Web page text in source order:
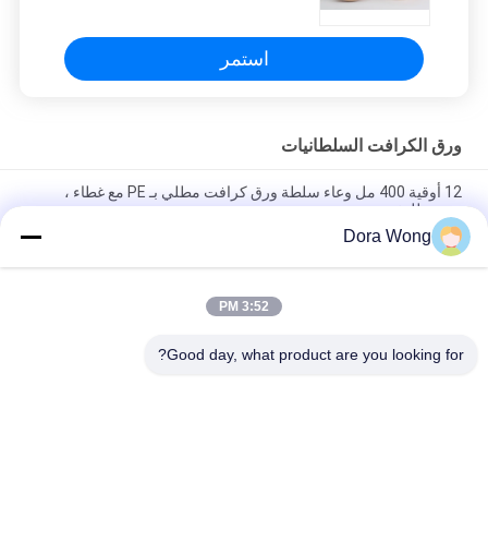
استمر
ورق الكرافت السلطانيات
12 أوقية 400 مل وعاء سلطة ورق كرافت مطلي بـ PE مع غطاء ،
صديق للبيئة
السلطانيات كأس الحلوى مع غطاء
42oz 1300ml شوربة مستديرة قوية يمكن التخلص منها أدوات المطبخ
Dora Wong
3:52 PM
Good day, what product are you looking for?